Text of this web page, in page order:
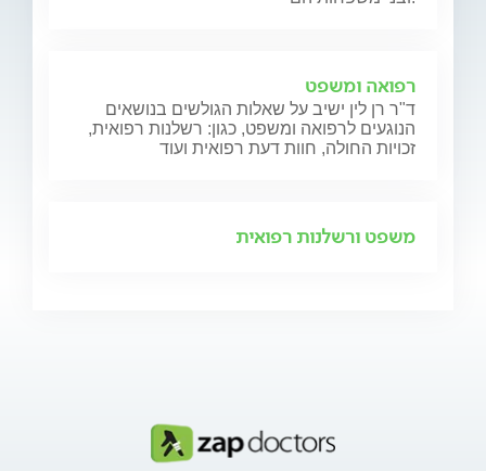
רפואה ומשפט
ד"ר רן לין ישיב על שאלות הגולשים בנושאים
הנוגעים לרפואה ומשפט, כגון: רשלנות רפואית,
זכויות החולה, חוות דעת רפואית ועוד
משפט ורשלנות רפואית